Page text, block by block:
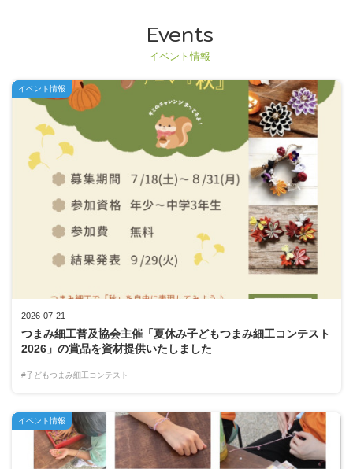
Events
イベント情報
2026-07-21
つまみ細工普及協会主催「夏休み子どもつまみ細工コンテスト
2026」の賞品を資材提供いたしました
#子どもつまみ細工コンテスト
イベント情報
イベント情報